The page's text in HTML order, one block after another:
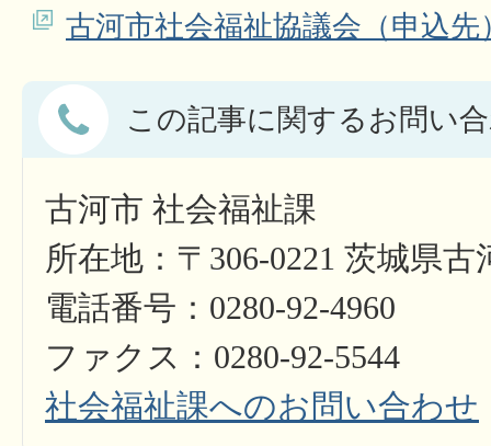
古河市社会福祉協議会（申込先
この記事に関するお問い
古河市 社会福祉課
所在地：〒306-0221 茨城県
電話番号：0280-92-4960
ファクス：0280-92-5544
社会福祉課へのお問い合わせ